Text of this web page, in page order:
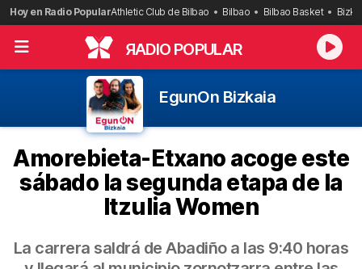
Saltar
al
contenido
Hoy en Radio PopularAthletic Club de Bilbao Bilbao Bilbao Basket
RADIO POPULAR
EgunOn Bizkaia
Amorebieta-Etxano acoge este
sábado la segunda etapa de la
Itzulia Women
La carrera saldrá de Abadiño a las 9:40 horas